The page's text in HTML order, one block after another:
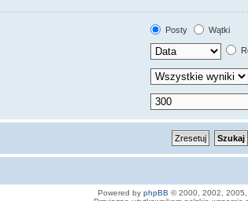
Posty
Wątki
Powered by phpBB © 2000, 2002,